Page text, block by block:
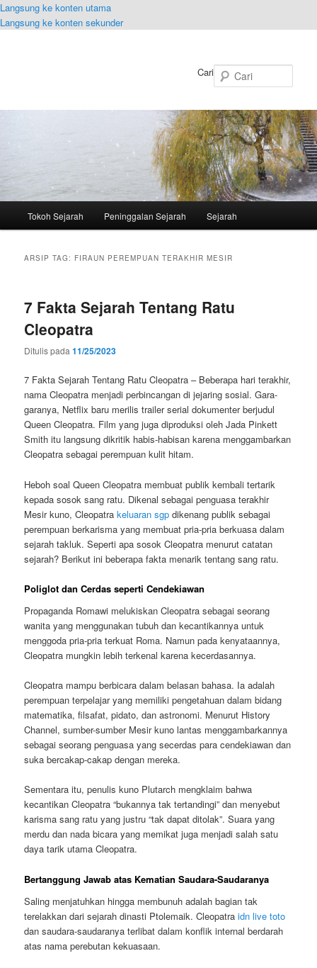
Langsung ke konten utama
Langsung ke konten sekunder
Cari
Tokoh Sejarah Peninggalan Sejarah Sejarah
ARSIP TAG: FIRAUN PEREMPUAN TERAKHIR MESIR
7 Fakta Sejarah Tentang Ratu
Cleopatra
Ditulis pada11/25/2023
7 Fakta Sejarah Tentang Ratu Cleopatra – Beberapa hari terakhir,
nama Cleopatra menjadi perbincangan di jejaring sosial. Gara-
garanya, Netflix baru merilis trailer serial dokumenter berjudul
Queen Cleopatra. Film yang juga diproduksi oleh Jada Pinkett
Smith itu langsung dikritik habis-habisan karena menggambarkan
Cleopatra sebagai perempuan kulit hitam.
Heboh soal Queen Cleopatra membuat publik kembali tertarik
kepada sosok sang ratu. Dikenal sebagai penguasa terakhir
Mesir kuno, Cleopatrakeluaran sgp dikenang publik sebagai
perempuan berkarisma yang membuat pria-pria berkuasa dalam
sejarah takluk. Seperti apa sosok Cleopatra menurut catatan
sejarah? Berikut ini beberapa fakta menarik tentang sang ratu.
Poliglot dan Cerdas seperti Cendekiawan
Propaganda Romawi melukiskan Cleopatra sebagai seorang
wanita yang menggunakan tubuh dan kecantikannya untuk
menggoda pria-pria terkuat Roma. Namun pada kenyataannya,
Cleopatra mungkin lebih terkenal karena kecerdasannya.
Cleopatra mampu berbicara dalam belasan bahasa. Ia adalah
perempuan terpelajar yang memiliki pengetahuan dalam bidang
matematika, filsafat, pidato, dan astronomi. Menurut History
Channel, sumber-sumber Mesir kuno lantas menggambarkannya
sebagai seorang penguasa yang secerdas para cendekiawan dan
suka bercakap-cakap dengan mereka.
Sementara itu, penulis kuno Plutarch mengklaim bahwa
kecantikan Cleopatra “bukannya tak tertandingi” dan menyebut
karisma sang ratu yang justru “tak dapat ditolak”. Suara yang
merdu dan nada bicara yang memikat juga menjadi salah satu
daya tarik utama Cleopatra.
Bertanggung Jawab atas Kematian Saudara-Saudaranya
Saling menjatuhkan hingga membunuh adalah bagian tak
terelakkan dari sejarah dinasti Ptolemaik. Cleopatraidn live toto
dan saudara-saudaranya terlibat dalam konflik internal berdarah
atas nama perebutan kekuasaan.